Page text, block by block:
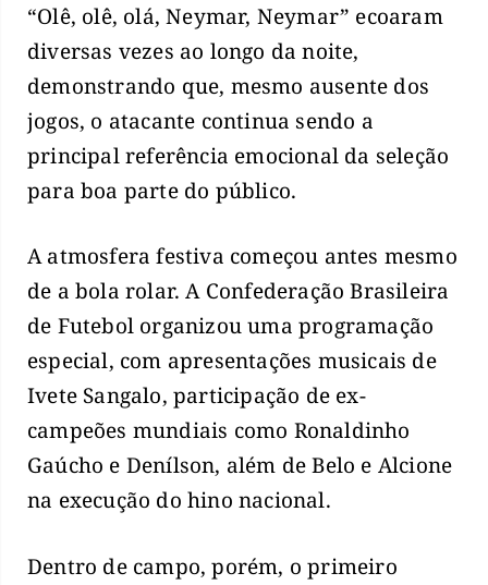
“Olê, olê, olá, Neymar, Neymar” ecoaram
diversas vezes ao longo da noite,
demonstrando que, mesmo ausente dos
jogos, o atacante continua sendo a
principal referência emocional da seleção
para boa parte do público.
A atmosfera festiva começou antes mesmo
de a bola rolar. A Confederação Brasileira
de Futebol organizou uma programação
especial, com apresentações musicais de
Ivete Sangalo, participação de ex-
campeões mundiais como Ronaldinho
Gaúcho e Denílson, além de Belo e Alcione
na execução do hino nacional.
Dentro de campo, porém, o primeiro